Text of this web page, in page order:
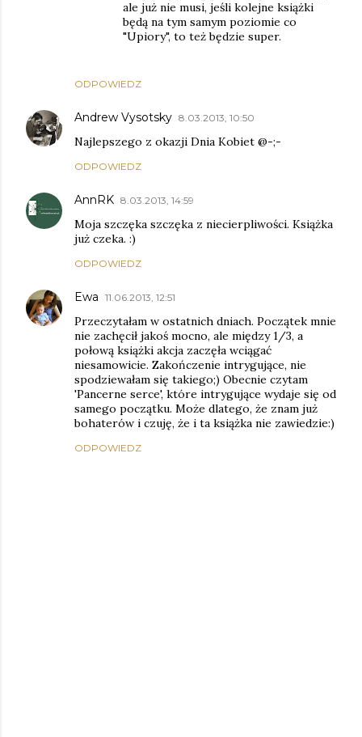
ODPOWIEDZ
ale już nie musi, jeśli kolejne książki
będą na tym samym poziomie co
"Upiory", to też będzie super.
Andrew Vysotsky 8.03.2013, 10:50
Najlepszego z okazji Dnia Kobiet @-;-
ODPOWIEDZ
AnnRK 8.03.2013, 14:59
Moja szczęka szczęka z niecierpliwości. Książka
już czeka. :)
ODPOWIEDZ
Ewa 11.06.2013, 12:51
Przeczytałam w ostatnich dniach. Początek mnie
nie zachęcił jakoś mocno, ale między 1/3, a
połową książki akcja zaczęła wciągać
niesamowicie. Zakończenie intrygujące, nie
spodziewałam się takiego;) Obecnie czytam
'Pancerne serce', które intrygujące wydaje się od
samego początku. Może dlatego, że znam już
bohaterów i czuję, że i ta książka nie zawiedzie:)
ODPOWIEDZ